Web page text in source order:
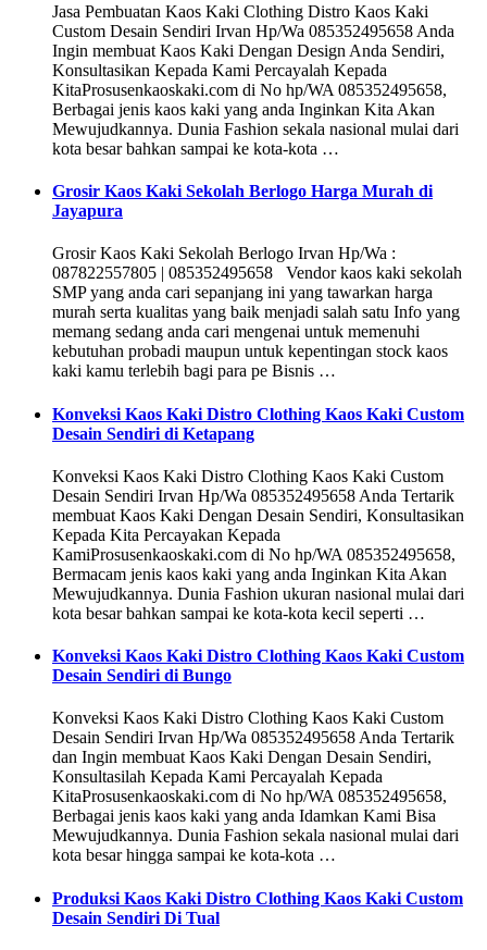
Jasa Pembuatan Kaos Kaki Clothing Distro Kaos Kaki
Custom Desain Sendiri Irvan Hp/Wa 085352495658 Anda
Ingin membuat Kaos Kaki Dengan Design Anda Sendiri,
Konsultasikan Kepada Kami Percayalah Kepada
KitaProsusenkaoskaki.com di No hp/WA 085352495658,
Berbagai jenis kaos kaki yang anda Inginkan Kita Akan
Mewujudkannya. Dunia Fashion sekala nasional mulai dari
kota besar bahkan sampai ke kota-kota …
Grosir Kaos Kaki Sekolah Berlogo Harga Murah di
Jayapura
Grosir Kaos Kaki Sekolah Berlogo Irvan Hp/Wa :
087822557805 | 085352495658 Vendor kaos kaki sekolah
SMP yang anda cari sepanjang ini yang tawarkan harga
murah serta kualitas yang baik menjadi salah satu Info yang
memang sedang anda cari mengenai untuk memenuhi
kebutuhan probadi maupun untuk kepentingan stock kaos
kaki kamu terlebih bagi para pe Bisnis …
Konveksi Kaos Kaki Distro Clothing Kaos Kaki Custom
Desain Sendiri di Ketapang
Konveksi Kaos Kaki Distro Clothing Kaos Kaki Custom
Desain Sendiri Irvan Hp/Wa 085352495658 Anda Tertarik
membuat Kaos Kaki Dengan Desain Sendiri, Konsultasikan
Kepada Kita Percayakan Kepada
KamiProsusenkaoskaki.com di No hp/WA 085352495658,
Bermacam jenis kaos kaki yang anda Inginkan Kita Akan
Mewujudkannya. Dunia Fashion ukuran nasional mulai dari
kota besar bahkan sampai ke kota-kota kecil seperti …
Konveksi Kaos Kaki Distro Clothing Kaos Kaki Custom
Desain Sendiri di Bungo
Konveksi Kaos Kaki Distro Clothing Kaos Kaki Custom
Desain Sendiri Irvan Hp/Wa 085352495658 Anda Tertarik
dan Ingin membuat Kaos Kaki Dengan Desain Sendiri,
Konsultasilah Kepada Kami Percayalah Kepada
KitaProsusenkaoskaki.com di No hp/WA 085352495658,
Berbagai jenis kaos kaki yang anda Idamkan Kami Bisa
Mewujudkannya. Dunia Fashion sekala nasional mulai dari
kota besar hingga sampai ke kota-kota …
Produksi Kaos Kaki Distro Clothing Kaos Kaki Custom
Desain Sendiri Di Tual